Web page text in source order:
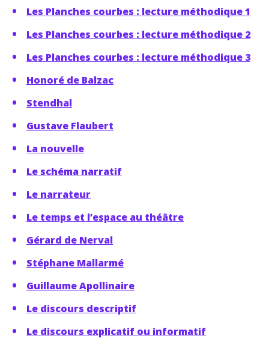
Les Planches courbes : lecture méthodique 1
Les Planches courbes : lecture méthodique 2
Les Planches courbes : lecture méthodique 3
Honoré de Balzac
Stendhal
Gustave Flaubert
La nouvelle
Le schéma narratif
Le narrateur
Le temps et l’espace au théâtre
Gérard de Nerval
Stéphane Mallarmé
Guillaume Apollinaire
Le discours descriptif
Le discours explicatif ou informatif